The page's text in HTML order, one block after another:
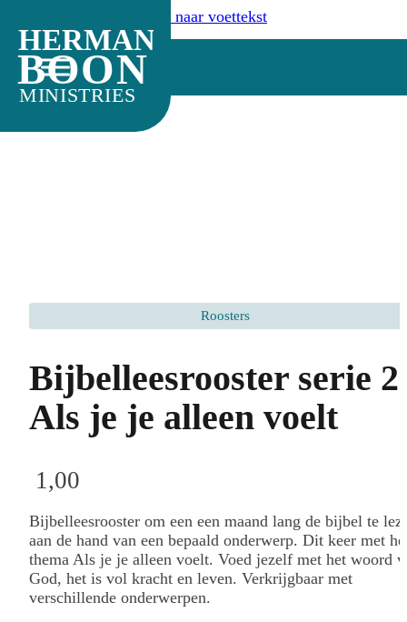
Ga naar voettekst
MINISTRIES
BOON
HERMAN
Roosters
Bijbelleesrooster serie 2
Als je je alleen voelt
1,00
Bijbelleesrooster om een een maand lang de bijbel te
aan de hand van een bepaald onderwerp. Dit keer met
thema Als je je alleen voelt. Voed jezelf met het woord
God, het is vol kracht en leven. Verkrijgbaar met
verschillende onderwerpen.